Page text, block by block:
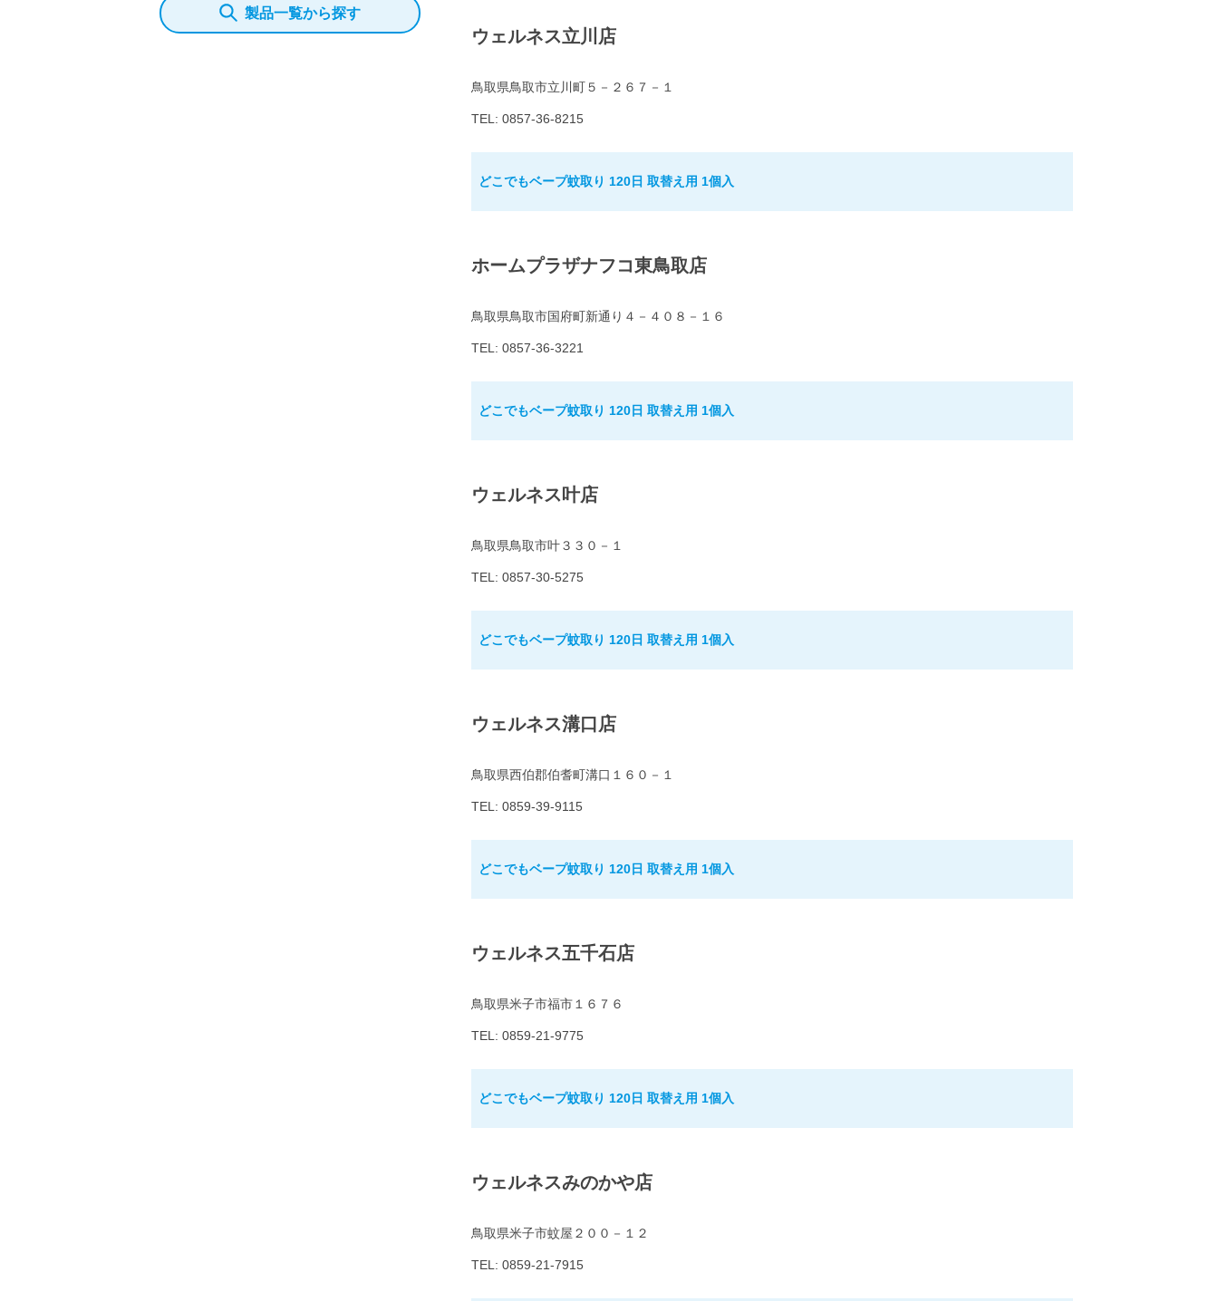
製品一覧から探す
ウェルネス立川店
鳥取県鳥取市立川町５－２６７－１
TEL: 0857-36-8215
どこでもベープ蚊取り 120日 取替え用 1個入
ホームプラザナフコ東鳥取店
鳥取県鳥取市国府町新通り４－４０８－１６
TEL: 0857-36-3221
どこでもベープ蚊取り 120日 取替え用 1個入
ウェルネス叶店
鳥取県鳥取市叶３３０－１
TEL: 0857-30-5275
どこでもベープ蚊取り 120日 取替え用 1個入
ウェルネス溝口店
鳥取県西伯郡伯耆町溝口１６０－１
TEL: 0859-39-9115
どこでもベープ蚊取り 120日 取替え用 1個入
ウェルネス五千石店
鳥取県米子市福市１６７６
TEL: 0859-21-9775
どこでもベープ蚊取り 120日 取替え用 1個入
ウェルネスみのかや店
鳥取県米子市蚊屋２００－１２
TEL: 0859-21-7915